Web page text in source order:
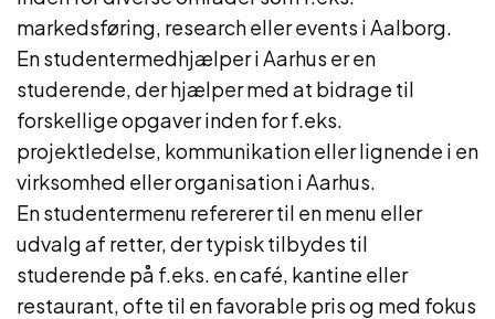
markedsføring, research eller events i Aalborg.
En studentermedhjælper i Aarhus er en
studerende, der hjælper med at bidrage til
forskellige opgaver inden for f.eks.
projektledelse, kommunikation eller lignende i en
virksomhed eller organisation i Aarhus.
En studentermenu refererer til en menu eller
udvalg af retter, der typisk tilbydes til
studerende på f.eks. en café, kantine eller
restaurant, ofte til en favorable pris og med fokus